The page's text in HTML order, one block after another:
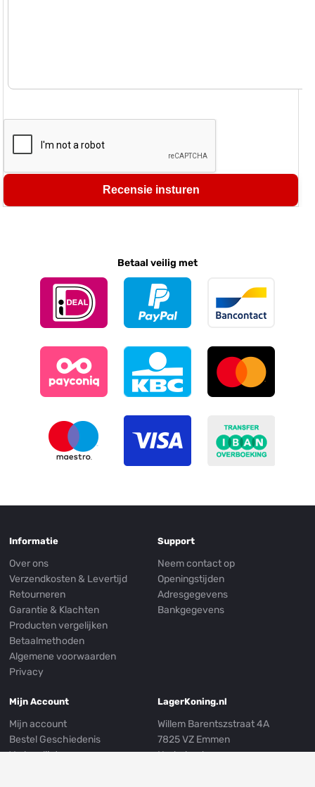
Recensie insturen
Betaal veilig met
Informatie
Over ons
Verzendkosten & Levertijd
Retourneren
Garantie & Klachten
Producten vergelijken
Betaalmethoden
Algemene voorwaarden
Privacy
Support
Neem contact op
Openingstijden
Adresgegevens
Bankgegevens
Mijn Account
Mijn account
Bestel Geschiedenis
Verlanglijst
LagerKoning.nl
Willem Barentszstraat 4A
7825 VZ Emmen
Nederland